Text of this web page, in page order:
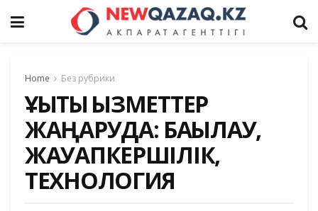
Home Без рубрики
ҚҰҚЫҚТЫҚ ҚЫЗМЕТТЕР
ЖАҢАРУДА: БАҚЫЛАУ,
ЖАУАПКЕРШІЛІК,
ТЕХНОЛОГИЯ